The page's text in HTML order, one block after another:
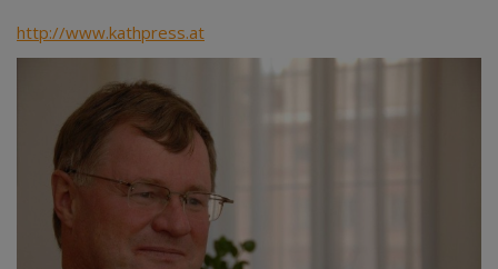
http://www.kathpress.at